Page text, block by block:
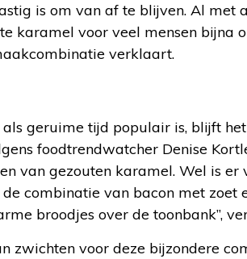
is om van af te blijven. Al met
karamel voor veel mensen bijna
verklaart.
geruime tijd populair is, blijft
foodtrendwatcher Denise
van gezouten karamel. Wel is
combinatie van bacon met zoet
broodjes over de toonbank”,
zwichten voor deze bijzondere